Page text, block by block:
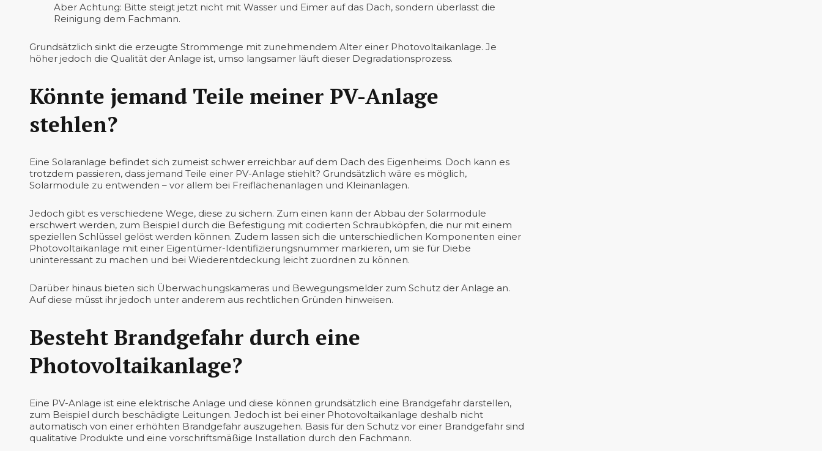
Aber Achtung: Bitte steigt jetzt nicht mit Wasser und Eimer auf das Dach, sondern überlasst die
Reinigung dem Fachmann.
Grundsätzlich sinkt die erzeugte Strommenge mit zunehmendem Alter einer Photovoltaikanlage. Je
höher jedoch die Qualität der Anlage ist, umso langsamer läuft dieser Degradationsprozess.
Könnte jemand Teile meiner PV-Anlage
stehlen?
Eine Solaranlage befindet sich zumeist schwer erreichbar auf dem Dach des Eigenheims. Doch kann es
trotzdem passieren, dass jemand Teile einer PV-Anlage stiehlt? Grundsätzlich wäre es möglich,
Solarmodule zu entwenden – vor allem bei Freiflächenanlagen und Kleinanlagen.
Jedoch gibt es verschiedene Wege, diese zu sichern. Zum einen kann der Abbau der Solarmodule
erschwert werden, zum Beispiel durch die Befestigung mit codierten Schraubköpfen, die nur mit einem
speziellen Schlüssel gelöst werden können. Zudem lassen sich die unterschiedlichen Komponenten einer
Photovoltaikanlage mit einer Eigentümer-Identifizierungsnummer markieren, um sie für Diebe
uninteressant zu machen und bei Wiederentdeckung leicht zuordnen zu können.
Darüber hinaus bieten sich Überwachungskameras und Bewegungsmelder zum Schutz der Anlage an.
Auf diese müsst ihr jedoch unter anderem aus rechtlichen Gründen hinweisen.
Besteht Brandgefahr durch eine
Photovoltaikanlage?
Eine PV-Anlage ist eine elektrische Anlage und diese können grundsätzlich eine Brandgefahr darstellen,
zum Beispiel durch beschädigte Leitungen. Jedoch ist bei einer Photovoltaikanlage deshalb nicht
automatisch von einer erhöhten Brandgefahr auszugehen. Basis für den Schutz vor einer Brandgefahr sind
qualitative Produkte und eine vorschriftsmäßige Installation durch den Fachmann.